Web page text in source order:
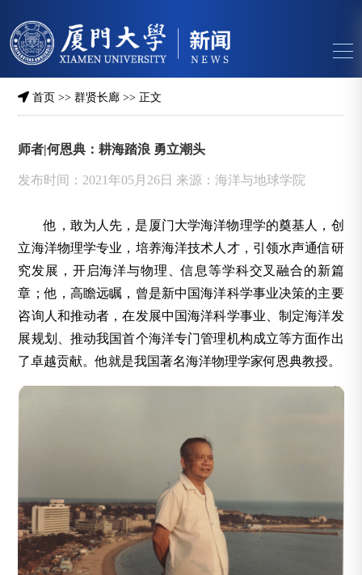
首页 >>群贤长廊 >> 正文
师者|何恩典：耕海踏浪 勇立潮头
发布时间：2021年05月26日 来源：海洋与地球学院
他，敢为人先，是厦门大学海洋物理学的奠基人，创
立海洋物理学专业，培养海洋技术人才，引领水声通信研
究发展，开启海洋与物理、信息等学科交叉融合的新篇
章；他，高瞻远瞩，曾是新中国海洋科学事业决策的主要
咨询人和推动者，在发展中国海洋科学事业、制定海洋发
展规划、推动我国首个海洋专门管理机构成立等方面作出
了卓越贡献。他就是我国著名海洋物理学家何恩典教授。